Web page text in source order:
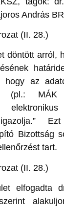
András
(II. 28.)
döntött arról,
hogy az
(pl.:
elektronikus
Bizottság
tart.
(II. 28.)
elfogadta